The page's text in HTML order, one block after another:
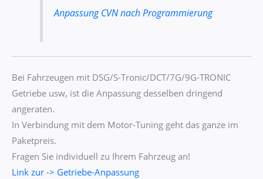
Anpassung CVN nach Programmierung
Bei Fahrzeugen mit DSG/S-Tronic/DCT/7G/9G-TRONIC
Getriebe usw, ist die Anpassung desselben dringend
angeraten.
In Verbindung mit dem Motor-Tuning geht das ganze im
Paketpreis.
Fragen Sie individuell zu Ihrem Fahrzeug an!
Link zur -> Getriebe-Anpassung